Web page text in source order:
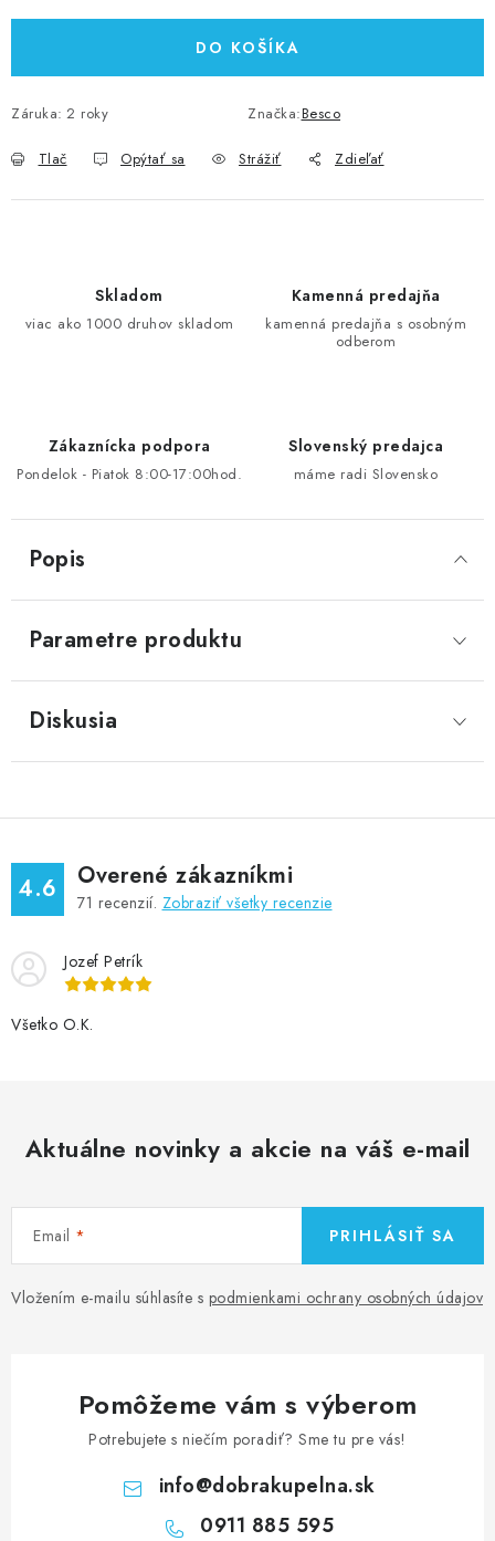
DO KOŠÍKA
Záruka: 2 roky Značka:Besco
Tlač Opýtať sa Strážiť Zdieľať
Skladom
viac ako 1000 druhov skladom
Kamenná predajňa
kamenná predajňa s osobným
odberom
Zákaznícka podpora
Pondelok - Piatok 8:00-17:00hod.
Slovenský predajca
máme radi Slovensko
Popis
Parametre produktu
Diskusia
4.6 Overené zákazníkmi
71 recenzií. Zobraziť všetky recenzie
Jozef Petrík
Všetko O.K.
Aktuálne novinky a akcie na váš e-mail
Email
Vložením e-mailu súhlasíte s podmienkami ochrany osobných údajov
PRIHLÁSIŤ SA
Pomôžeme vám s výberom
Potrebujete s niečím poradiť? Sme tu pre vás!
info@dobrakupelna.sk
0911 885 595